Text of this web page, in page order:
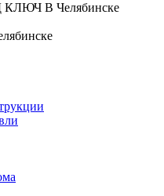
В Челябинске